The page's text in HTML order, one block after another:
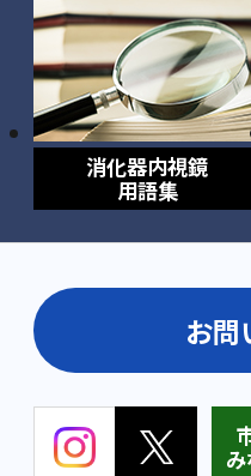
消化器内視鏡
用語集
お問